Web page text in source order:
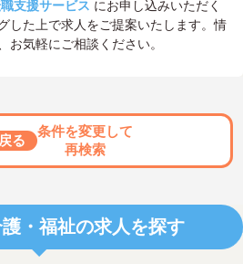
支援サービス にお申し込みいただく
した上で求人をご提案いたします。情
お気軽にご相談ください。
る
条件を変更して
再検索
・福祉の求人を探す